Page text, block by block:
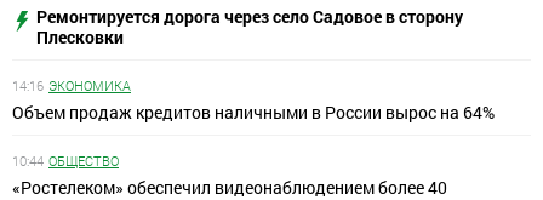
Ремонтируется дорога через село Садовое в сторону
Плесковки
14:16 ЭКОНОМИКА
Объем продаж кредитов наличными в России вырос на 64%
10:44 ОБЩЕСТВО
«Ростелеком» обеспечил видеонаблюдением более 40